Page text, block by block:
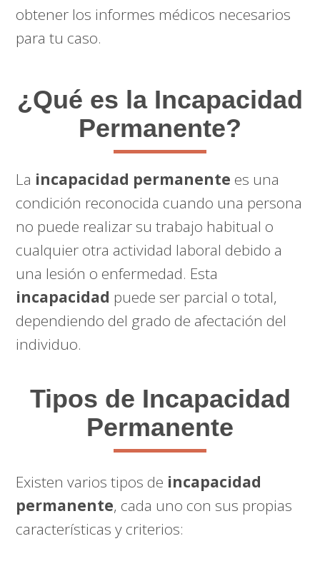
obtener los informes médicos necesarios
para tu caso.
¿Qué es la Incapacidad
Permanente?
La incapacidad permanente es una
condición reconocida cuando una persona
no puede realizar su trabajo habitual o
cualquier otra actividad laboral debido a
una lesión o enfermedad. Esta
incapacidad puede ser parcial o total,
dependiendo del grado de afectación del
individuo.
Tipos de Incapacidad
Permanente
Existen varios tipos de incapacidad
permanente, cada uno con sus propias
características y criterios: